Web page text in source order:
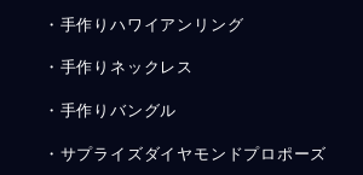
・手作りハワイアンリング
・手作りネックレス
・手作りバングル
・サプライズダイヤモンドプロポーズ